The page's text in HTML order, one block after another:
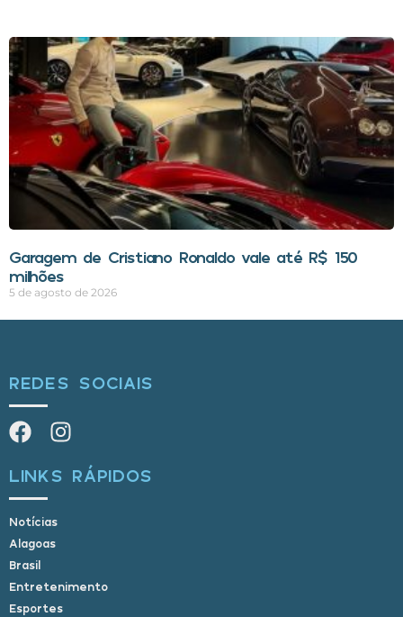
Garagem de Cristiano Ronaldo vale até R$ 150
milhões
5 de agosto de 2026
REDES SOCIAIS
LINKS RÁPIDOS
Notícias
Alagoas
Brasil
Entretenimento
Esportes